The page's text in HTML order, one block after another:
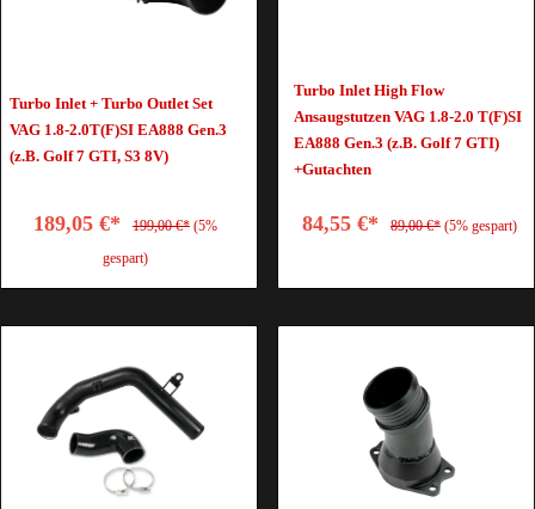
Turbo Inlet + Turbo Outlet Set
VAG 1.8-2.0T(F)SI EA888 Gen.3
(z.B. Golf 7 GTI, S3 8V)
189,05 €* 199,00 €* (5%
gespart)
Turbo Inlet High Flow
Ansaugstutzen VAG 1.8-2.0 T(F)SI
EA888 Gen.3 (z.B. Golf 7 GTI)
+Gutachten
84,55 €* 89,00 €* (5% gespart)